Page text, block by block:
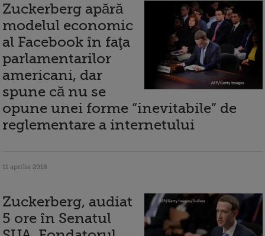
Zuckerberg apără
modelul economic
al Facebook în faţa
parlamentarilor
americani, dar
spune că nu se
opune unei forme “inevitabile” de
reglementare a internetului
11 aprilie 2018
Zuckerberg, audiat
5 ore în Senatul